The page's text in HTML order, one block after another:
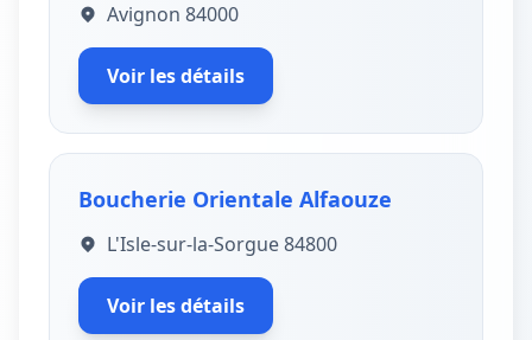
Avignon 84000
Voir les détails
Boucherie Orientale Alfaouze
L'Isle-sur-la-Sorgue 84800
Voir les détails